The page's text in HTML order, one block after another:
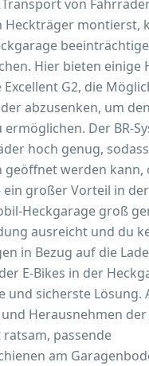
von
Heckträger montierst,
Hier bieten einige
G2, die
abzusenken, um
ermöglichen. Der BR-
hoch genug,
geöffnet werden kann,
großer Vorteil in
Heckgarage groß
ausreicht und du
in Bezug auf die
E-Bikes in der
und sicherste Lösung.
Herausnehmen
ratsam, passende
am